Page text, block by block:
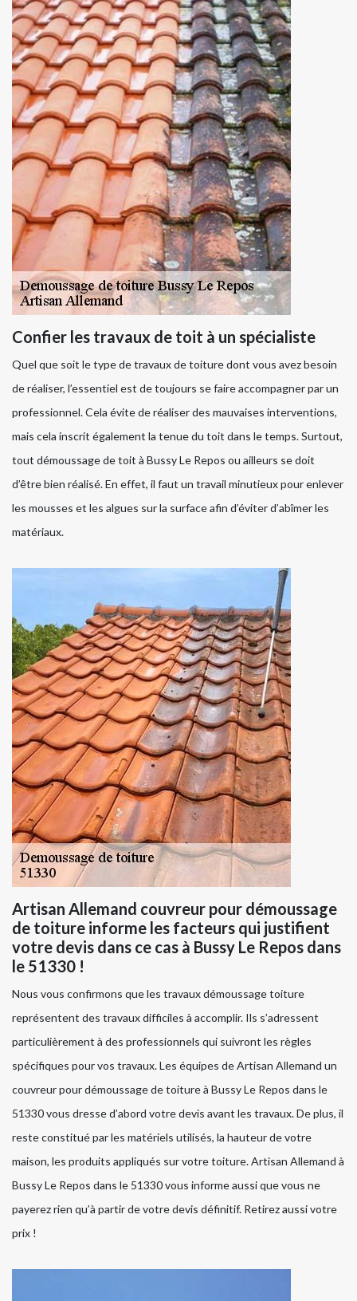
Confier les travaux de toit à un spécialiste
Quel que soit le type de travaux de toiture dont vous avez besoin
de réaliser, l’essentiel est de toujours se faire accompagner par un
professionnel. Cela évite de réaliser des mauvaises interventions,
mais cela inscrit également la tenue du toit dans le temps. Surtout,
tout démoussage de toit à Bussy Le Repos ou ailleurs se doit
d’être bien réalisé. En effet, il faut un travail minutieux pour enlever
les mousses et les algues sur la surface afin d’éviter d’abîmer les
matériaux.
Artisan Allemand couvreur pour démoussage
de toiture informe les facteurs qui justifient
votre devis dans ce cas à Bussy Le Repos dans
le 51330 !
Nous vous confirmons que les travaux démoussage toiture
représentent des travaux difficiles à accomplir. Ils s’adressent
particulièrement à des professionnels qui suivront les règles
spécifiques pour vos travaux. Les équipes de Artisan Allemand un
couvreur pour démoussage de toiture à Bussy Le Repos dans le
51330 vous dresse d’abord votre devis avant les travaux. De plus, il
reste constitué par les matériels utilisés, la hauteur de votre
maison, les produits appliqués sur votre toiture. Artisan Allemand à
Bussy Le Repos dans le 51330 vous informe aussi que vous ne
payerez rien qu’à partir de votre devis définitif. Retirez aussi votre
prix !